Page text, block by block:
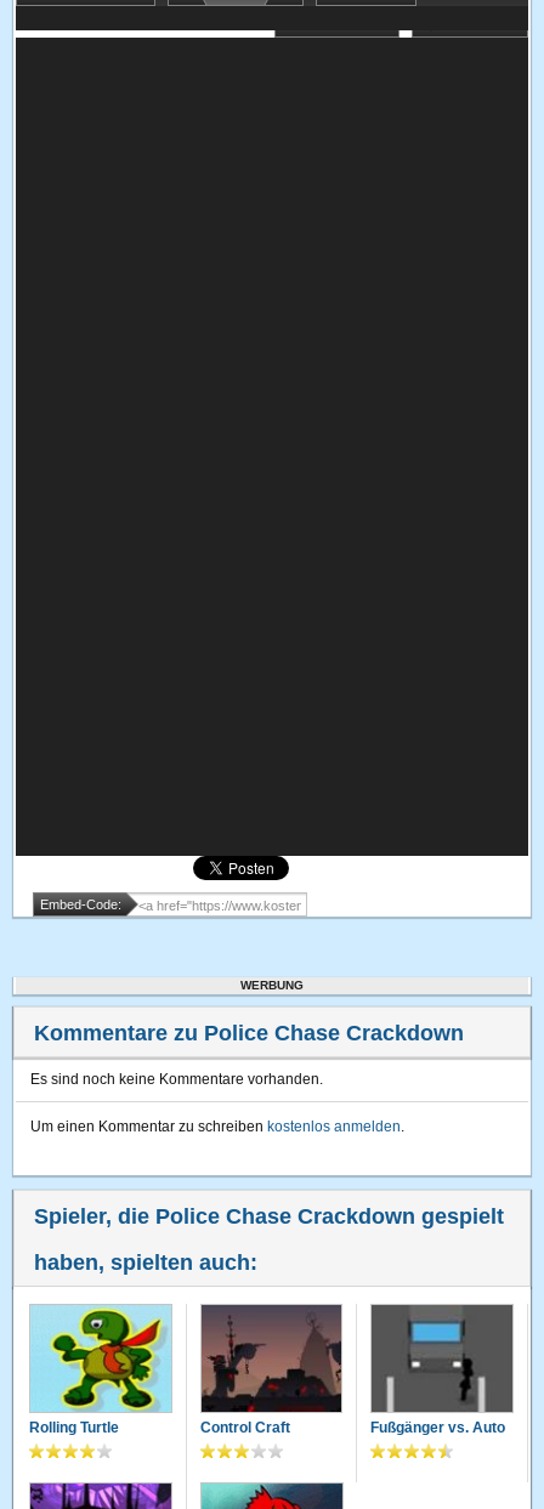
Embed-Code:
WERBUNG
Kommentare zu Police Chase Crackdown
Es sind noch keine Kommentare vorhanden.
Um einen Kommentar zu schreiben kostenlos anmelden.
Spieler, die Police Chase Crackdown gespielt
haben, spielten auch:
Rolling Turtle Control Craft Fußgänger vs. Auto